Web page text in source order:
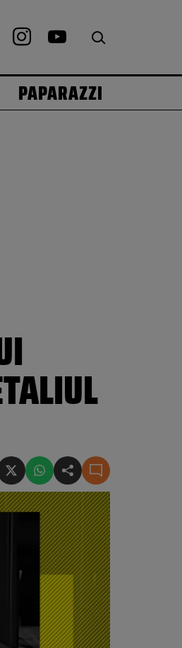
PAPARAZZI